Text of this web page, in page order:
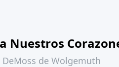
Nuestros
DeMoss de Wolgemuth